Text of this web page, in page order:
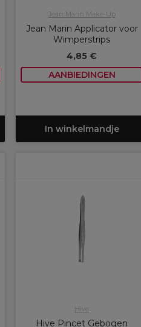
Jean Marin Make-Up
Jean Marin Applicator voor
Wimperstrips
4,85 €
AANBIEDINGEN
In winkelmandje
Hive
Hive Pincet Gebogen